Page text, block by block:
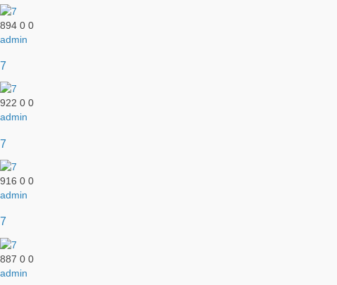
894 0 0
admin
7
922 0 0
admin
7
916 0 0
admin
7
887 0 0
admin